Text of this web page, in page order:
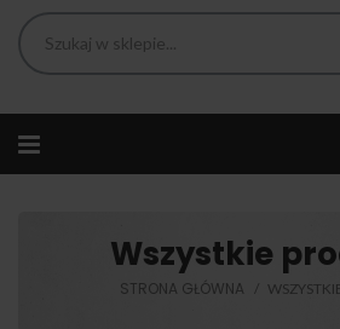
Wszystkie
STRONA GŁÓWNA